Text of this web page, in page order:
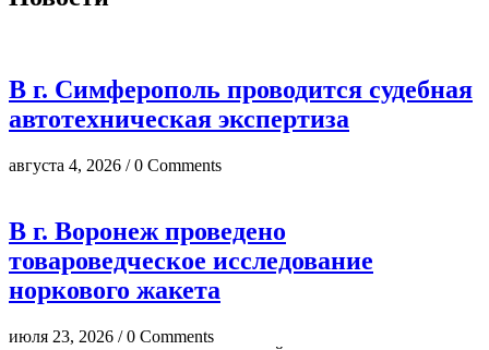
В г. Симферополь проводится судебная
автотехническая экспертиза
августа 4, 2026 / 0 Comments
В г. Воронеж проведено
товароведческое исследование
норкового жакета
июля 23, 2026 / 0 Comments